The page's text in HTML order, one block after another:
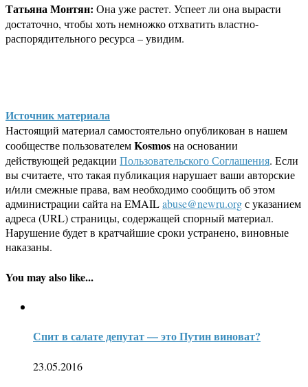
Татьяна Монтян: Она уже растет. Успеет ли она вырасти
достаточно, чтобы хоть немножко отхватить властно-
распорядительного ресурса – увидим.
Источник материала
Настоящий материал самостоятельно опубликован в нашем
сообществе пользователемKosmosна основании
действующей редакции Пользовательского Соглашения. Если
вы считаете, что такая публикация нарушает ваши авторские
и/или смежные права, вам необходимо сообщить об этом
администрации сайта на EMAILabuse@newru.orgс указанием
адреса (URL) страницы, содержащей спорный материал.
Нарушение будет в кратчайшие сроки устранено, виновные
наказаны.
You may also like...
Спит в салате депутат — это Путин виноват?
23.05.2016